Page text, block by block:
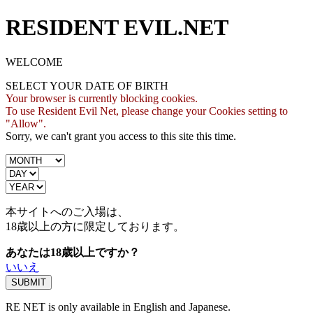
RESIDENT EVIL.NET
WELCOME
SELECT YOUR DATE OF BIRTH
Your browser is currently blocking cookies.
To use Resident Evil Net, please change your Cookies setting to
"Allow".
Sorry, we can't grant you access to this site this time.
本サイトへのご入場は、
18歳以上の方に限定しております。
あなたは18歳以上ですか？
いいえ
RE NET is only available in English and Japanese.